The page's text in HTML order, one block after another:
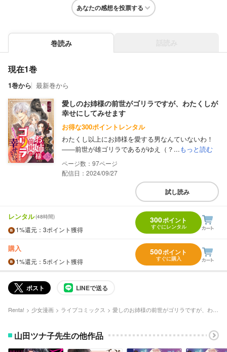
あなたの感想を投票する
巻読み
現在1巻
1巻から 最新巻から
愛しのお姉様の前世がゴリラですが、わたくしが
幸せにしてみせます
お得な300ポイントレンタル
わたくし以上にお姉様を愛する男なんていないわ！
――前世が雄ゴリラであるがゆえ（？...もっと読む
97
配信日：2024/09/27
試し読み
レンタル(48時間)
1%還元 ：3ポイント獲得
300ポイント
すぐにレンタル
購入
1%還元 ：5ポイント獲得
500ポイント
すぐに購入
ポスト LINEで送る
Renta! 少女漫画 ライブコミックス
山田ツナ子先生の他作品